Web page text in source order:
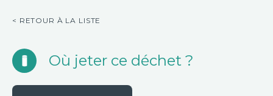
< RETOUR À LA LISTE
Où jeter ce déchet ?